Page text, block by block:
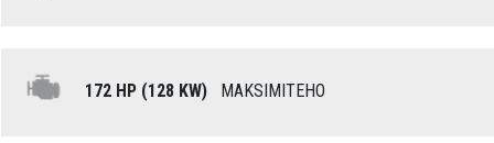
172 HP (128 KW) MAKSIMITEHO